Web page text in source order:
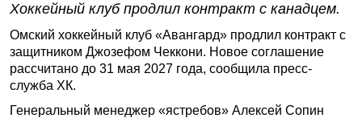
Хоккейный клуб продлил контракт с канадцем.
Омский хоккейный клуб «Авангард» продлил контракт с
защитником Джозефом Чеккони. Новое соглашение
рассчитано до 31 мая 2027 года, сообщила пресс-
служба ХК.
Генеральный менеджер «ястребов» Алексей Сопин